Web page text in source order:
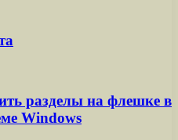
разделы на флешке в
Windows